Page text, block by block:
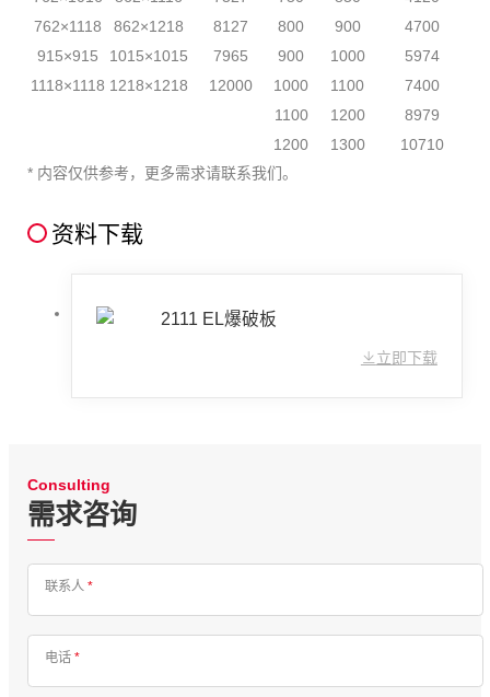
762×1118
862×1218 8127 800 900
4700
915×915
1015×1015 7965 900 1000
5974
1118×1118 1218×1218 12000 1000 1100
7400
1100
1200
8979
1200
1300
10710
* 内容仅供参考，更多需求请联系我们。
资料下载
2111 EL爆破板
立即下载
Consulting
需求咨询
联系人 *
电话 *